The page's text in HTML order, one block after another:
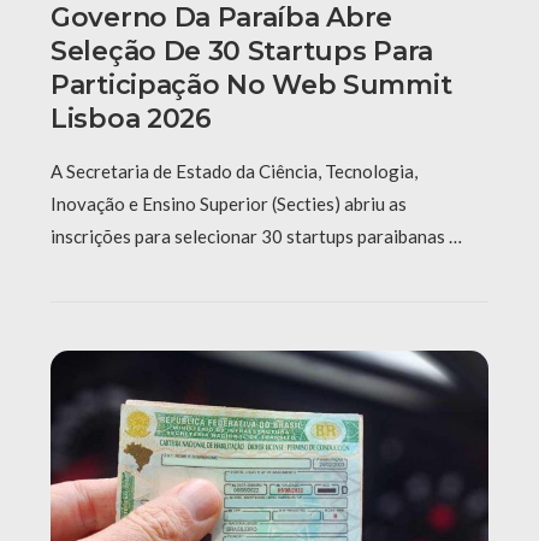
Governo Da Paraíba Abre
Seleção De 30 Startups Para
Participação No Web Summit
Lisboa 2026
A Secretaria de Estado da Ciência, Tecnologia,
Inovação e Ensino Superior (Secties) abriu as
inscrições para selecionar 30 startups paraibanas …